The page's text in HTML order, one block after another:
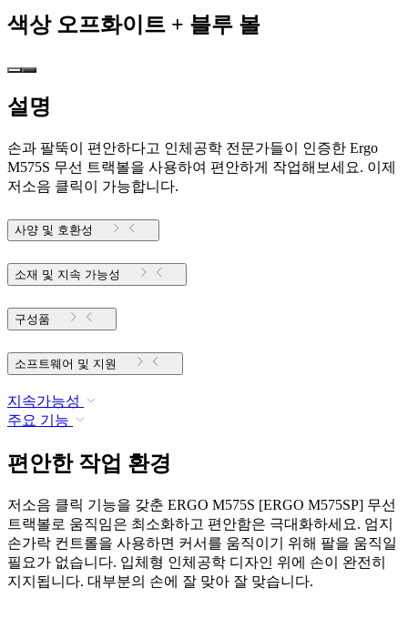
색상 오프화이트 + 블루 볼
설명
손과 팔뚝이 편안하다고 인체공학 전문가들이 인증한 Ergo
M575S 무선 트랙볼을 사용하여 편안하게 작업해보세요. 이제
저소음 클릭이 가능합니다.
사양 및 호환성
소재 및 지속 가능성
구성품
소프트웨어 및 지원
지속가능성
주요 기능
편안한 작업 환경
저소음 클릭 기능을 갖춘 ERGO M575S [ERGO M575SP] 무선
트랙볼로 움직임은 최소화하고 편안함은 극대화하세요. 엄지
손가락 컨트롤을 사용하면 커서를 움직이기 위해 팔을 움직일
필요가 없습니다. 입체형 인체공학 디자인 위에 손이 완전히
지지됩니다. 대부분의 손에 잘 맞아 잘 맞습니다.